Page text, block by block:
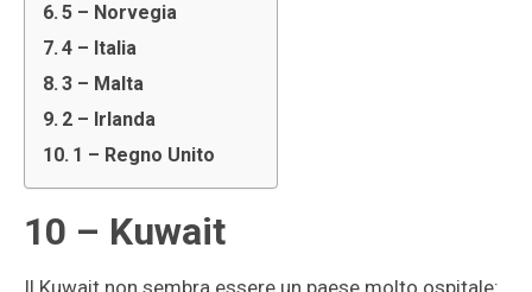
5 – Norvegia
4 – Italia
3 – Malta
2 – Irlanda
1 – Regno Unito
10 – Kuwait
Il Kuwait non sembra essere un paese molto ospitale: